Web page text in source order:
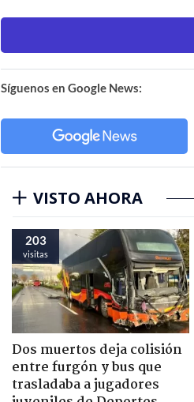
Síguenos en Google News:
VISTO AHORA
203
visitas
Dos muertos deja colisión
entre furgón y bus que
trasladaba a jugadores